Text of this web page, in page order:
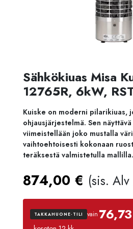
Sähkökiuas Misa
12765R, 6kW,
Kuiske on moderni pilarikiuas,
ohjausjärjestelmä. Sen
viimeistellään joko mustalla
vaihtoehtoisesti kokonaan
teräksestä valmistetulla mallilla.
874,00 € (sis.
TAKKAHUONE-TILI vain